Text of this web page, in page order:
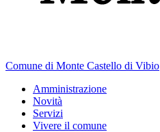
Comune di Monte Castello di Vibio
Amministrazione
Novità
Servizi
Vivere il comune